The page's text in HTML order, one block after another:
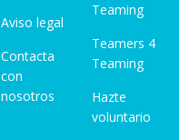
Aviso legal
Contacta
con
nosotros
Teaming
Teamers 4
Teaming
Hazte
voluntario